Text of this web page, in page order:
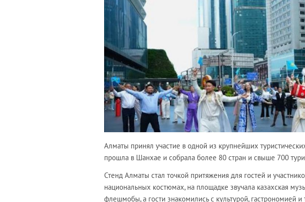
Алматы принял участие в одной из крупнейших
прошла в Шанхае и собрала более 80 стран и свыше 700
Стенд Алматы стал точкой притяжения для гостей и
национальных костюмах, на площадке звучала казахская
флешмобы, а гости знакомились с культурой, гастрономией